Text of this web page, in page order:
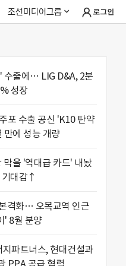
조선미디어그룹 로그인